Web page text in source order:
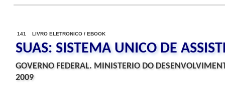
141 LIVRO ELETRONICO / EBOOK
SUAS: SISTEMA UNICO DE
GOVERNO FEDERAL. MINISTERIO DO
2009